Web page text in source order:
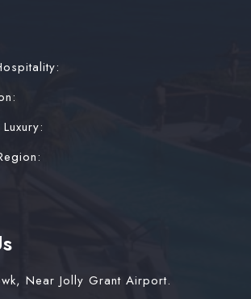
Near Jolly Grant Airport.